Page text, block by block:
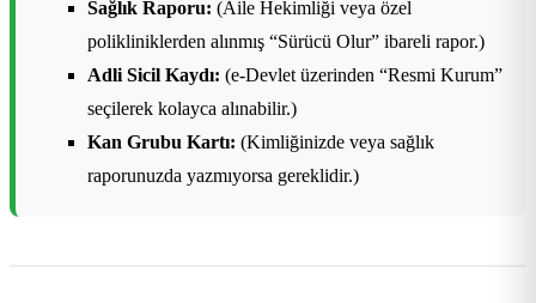
Sağlık Raporu: (Aile Hekimliği veya özel
polikliniklerden alınmış “Sürücü Olur” ibareli rapor.)
Adli Sicil Kaydı: (e-Devlet üzerinden “Resmi Kurum”
seçilerek kolayca alınabilir.)
Kan Grubu Kartı: (Kimliğinizde veya sağlık
raporunuzda yazmıyorsa gereklidir.)